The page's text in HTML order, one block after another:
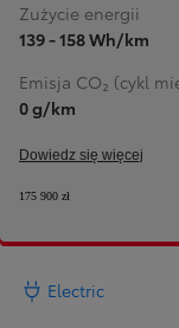
Zużycie energii
139 - 158 Wh/km
Emisja CO₂ (cykl
0 g/km
Dowiedz się więcej
175 900 zł
Electric